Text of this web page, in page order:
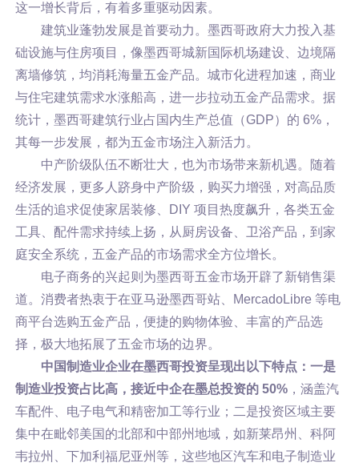
这一增长背后，有着多重驱动因素。
建筑业蓬勃发展是首要动力。墨西哥政府大力投入基
础设施与住房项目，像墨西哥城新国际机场建设、边境隔
离墙修筑，均消耗海量五金产品。城市化进程加速，商业
与住宅建筑需求水涨船高，进一步拉动五金产品需求。据
统计，墨西哥建筑行业占国内生产总值（GDP）的 6%，
其每一步发展，都为五金市场注入新活力。
中产阶级队伍不断壮大，也为市场带来新机遇。随着
经济发展，更多人跻身中产阶级，购买力增强，对高品质
生活的追求促使家居装修、DIY 项目热度飙升，各类五金
工具、配件需求持续上扬，从厨房设备、卫浴产品，到家
庭安全系统，五金产品的市场需求全方位增长。
电子商务的兴起则为墨西哥五金市场开辟了新销售渠
道。消费者热衷于在亚马逊墨西哥站、MercadoLibre 等电
商平台选购五金产品，便捷的购物体验、丰富的产品选
择，极大地拓展了五金市场的边界。
中国制造业企业在墨西哥投资呈现出以下特点：一是
制造业投资占比高，接近中企在墨总投资的 50%，涵盖汽
车配件、电子电气和精密加工等行业；二是投资区域主要
集中在毗邻美国的北部和中部州地域，如新莱昂州、科阿
韦拉州、下加利福尼亚州等，这些地区汽车和电子制造业